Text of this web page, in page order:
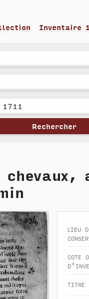
Inventaire
chevaux,
lieu
cote
titre